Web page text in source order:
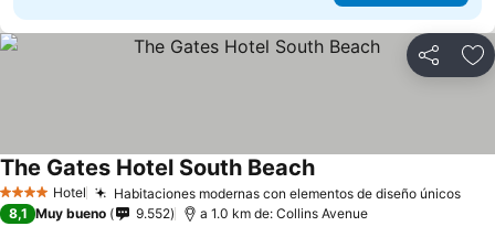
Compartir
4 EstrellasHotel Habitaciones modernas con elementos de diseño únicos
The Gates Hotel South Beach
8,1 Muy bueno 9.552 a 1.0 km de: Collins Avenue